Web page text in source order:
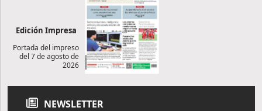
Edición Impresa
Portada del impreso
del 7 de agosto de
2026
NEWSLETTER